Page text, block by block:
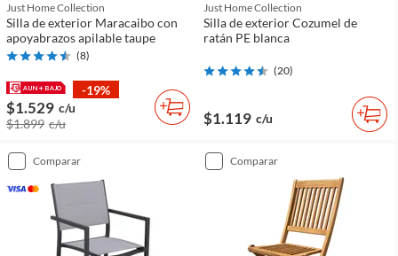
Just Home Collection
Silla de exterior Maracaibo con
apoyabrazos apilable taupe
(8)
-19%
$1.529 c/u
$1.899 c/u
Just Home Collection
Silla de exterior Cozumel de
ratán PE blanca
(20)
$1.119 c/u
comparar comparar